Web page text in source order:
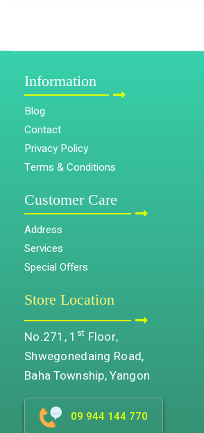
Information
Blog
Contact
Privacy Policy
Terms & Conditions
Customer Care
Address
Services
Special Offers
Store Location
No.271, 1 st Floor,
Shwegonedaing Road,
Baha Township, Yangon
09 944 144 770